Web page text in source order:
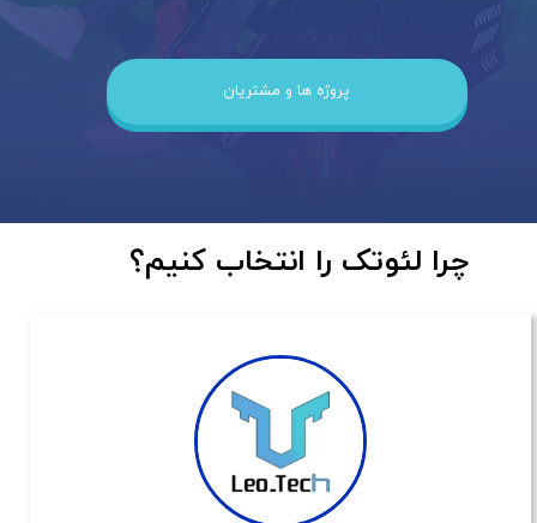
پروژه ها و مشتریان
​​​چرا لئوتک را انتخاب کنیم؟